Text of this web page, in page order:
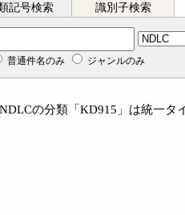
記号検索 識別子検索
普通件名のみ ジャンルのみ
NDLCの分類「KD915」は統一タ